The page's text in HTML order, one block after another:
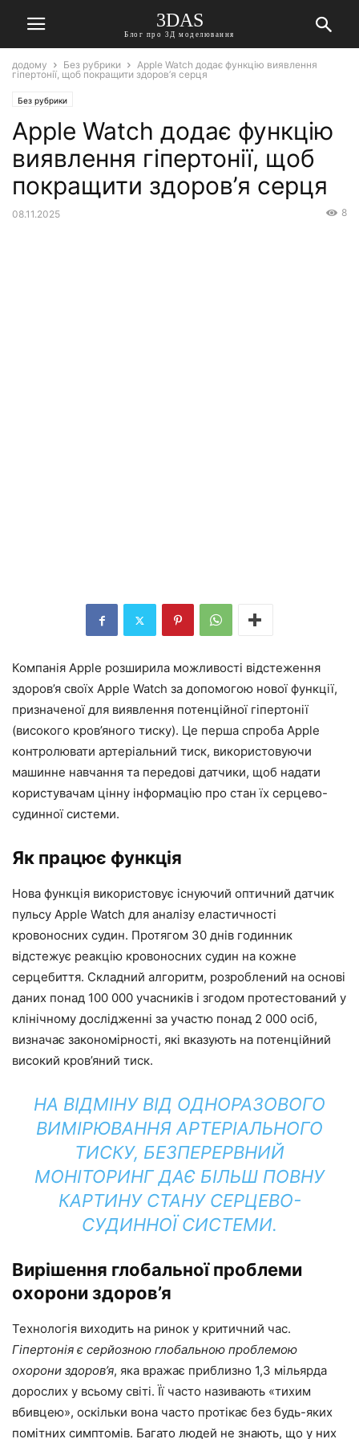
3DAS
Блог про 3Д моделювання
додому Без рубрики
Apple Watch додає функцію виявлення
гіпертонії, щоб покращити здоров’я серця
Без рубрики
Apple Watch додає функцію
виявлення гіпертонії, щоб
покращити здоров’я серця
08.11.2025 8
Компанія Apple розширила можливості відстеження
здоров’я своїх Apple Watch за допомогою нової функції,
призначеної для виявлення потенційної гіпертонії
(високого кров’яного тиску). Це перша спроба Apple
контролювати артеріальний тиск, використовуючи
машинне навчання та передові датчики, щоб надати
користувачам цінну інформацію про стан їх серцево-
судинної системи.
Як працює функція
Нова функція використовує існуючий оптичний датчик
пульсу Apple Watch для аналізу еластичності
кровоносних судин. Протягом 30 днів годинник
відстежує реакцію кровоносних судин на кожне
серцебиття. Складний алгоритм, розроблений на основі
даних понад 100 000 учасників і згодом протестований у
клінічному дослідженні за участю понад 2 000 осіб,
визначає закономірності, які вказують на потенційний
високий кров’яний тиск.
НА ВІДМІНУ ВІД ОДНОРАЗОВОГО
ВИМІРЮВАННЯ АРТЕРІАЛЬНОГО
ТИСКУ, БЕЗПЕРЕРВНИЙ
МОНІТОРИНГ ДАЄ БІЛЬШ ПОВНУ
КАРТИНУ СТАНУ СЕРЦЕВО-
СУДИННОЇ СИСТЕМИ.
Вирішення глобальної проблеми
охорони здоров’я
Технологія виходить на ринок у критичний час.
Гіпертонія є серйозною глобальною проблемою
охорони здоров’я, яка вражає приблизно 1,3 мільярда
дорослих у всьому світі. Її часто називають «тихим
вбивцею», оскільки вона часто протікає без будь-яких
помітних симптомів. Багато людей не знають, що у них